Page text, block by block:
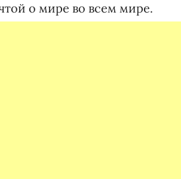
о мире во всем мире.